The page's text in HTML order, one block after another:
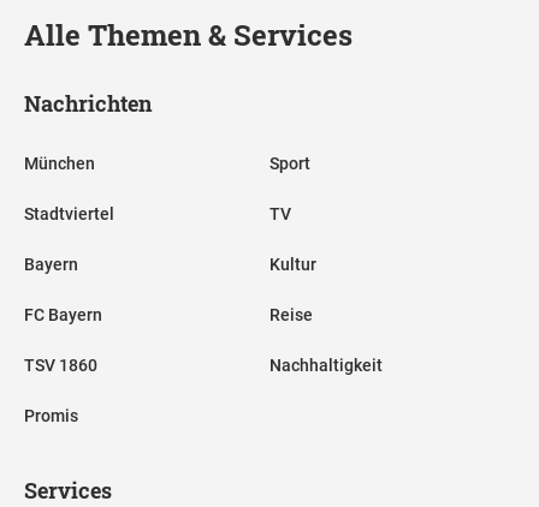
Alle Themen & Services
Nachrichten
München
Stadtviertel
Bayern
FC Bayern
TSV 1860
Promis
Sport
TV
Kultur
Reise
Nachhaltigkeit
Services